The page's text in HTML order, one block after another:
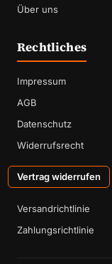
Über uns
Rechtliches
Impressum
AGB
Datenschutz
Widerrufsrecht
Vertrag widerrufen
Versandrichtlinie
Zahlungsrichtlinie